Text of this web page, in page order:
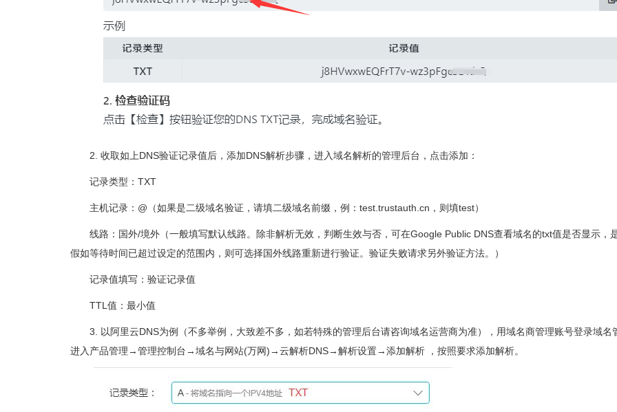
2. 收取如上DNS验证记录值后，添加DNS解析步骤，进入域名解析的管理后台，点击添加：
记录类型：TXT
主机记录：@（如果是二级域名验证，请填二级域名前缀，例：test.trustauth.cn，则填test）
线路：国外/境外（一般填写默认线路。除非解析无效，判断生效与否，可在Google Public DNS查看域名的txt值是否显示，
假如等待时间已超过设定的范围内，则可选择国外线路重新进行验证。验证失败请求另外验证方法。）
记录值填写：验证记录值
TTL值：最小值
3. 以阿里云DNS为例（不多举例，大致差不多，如若特殊的管理后台请咨询域名运营商为准），用域名商管理账号登录域名
进入产品管理→管理控制台→域名与网站(万网)→云解析DNS→解析设置→添加解析 ，按照要求添加解析。